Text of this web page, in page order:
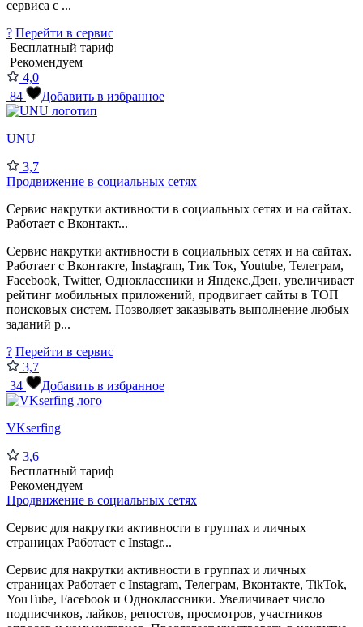
сервиса с ...
? Перейти в сервис
Бесплатный тариф
Рекомендуем
4,0
84
Добавить в избранное
UNU
3,7
Продвижение в социальных сетях
Сервис накрутки активности в социальных сетях и на сайтах.
Работает с Вконтакт...
Сервис накрутки активности в социальных сетях и на сайтах.
Работает с Вконтакте, Instagram, Tик Ток, Youtube, Телеграм,
Facebook, Twitter, Одноклассники и Яндекс.Дзен, увеличивает
рейтинг мобильных приложений, продвигает сайты в ТОП
поисковых систем. Позволяет заказывать выполнение любых
заданий р...
? Перейти в сервис
3,7
34
Добавить в избранное
VKserfing
3,6
Бесплатный тариф
Рекомендуем
Продвижение в социальных сетях
Сервис для накрутки активности в группах и личных
страницах Работает с Instagr...
Сервис для накрутки активности в группах и личных
страницах Работает с Instagram, Телеграм, Вконтакте, TikTok,
YouTube, Facebook и Одноклассники. Увеличивает число
подписчиков, лайков, репостов, просмотров, участников